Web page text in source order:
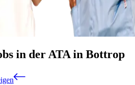
in der ATA in Bottrop